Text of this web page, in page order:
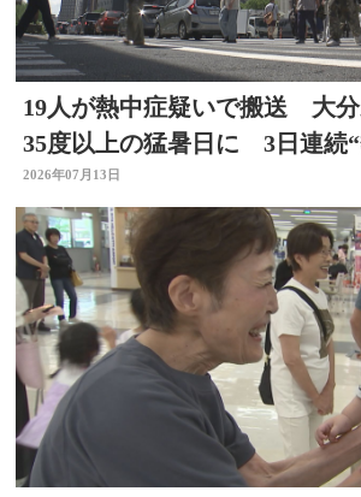
19人が熱中症疑いで搬送 大
35度以上の猛暑日に 3日連続
ラート”発表
2026年07月13日